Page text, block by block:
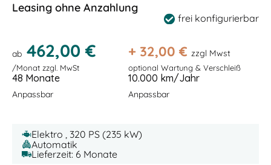
Leasing ohne Anzahlung
frei konfigurierbar
ab 462,00 €
/Monat zzgl. MwSt
+ 32,00 € zzgl Mwst
optional Wartung & Verschleiß
48 Monate
Anpassbar
10.000 km/Jahr
Anpassbar
Elektro , 320 PS (235 kW)
Automatik
Lieferzeit: 6 Monate